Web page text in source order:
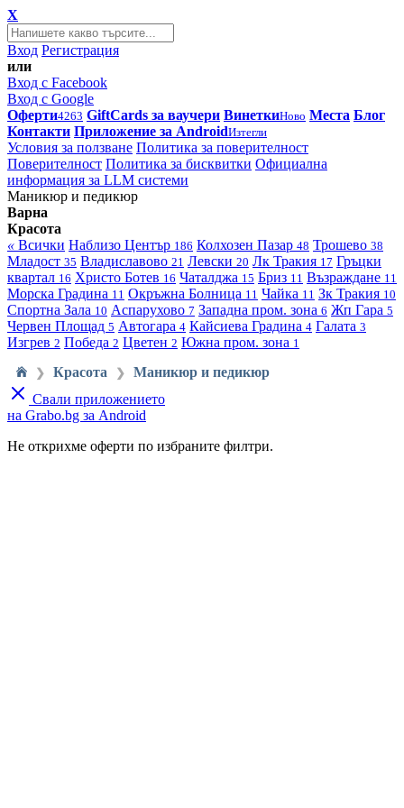
X
Вход Регистрация
или
Вход с Facebook
Вход с Google
Оферти4263 GiftCards за ваучери ВинеткиНово Места Блог
Контакти Приложение за AndroidИзтегли
Условия за ползване Политика за поверителност
Поверителност Политика за бисквитки Официална
информация за LLM системи
Маникюр и педикюр
Варна
Красота
« Всички Наблизо Център 186 Колхозен Пазар 48 Трошево 38
Младост 35 Владиславово 21 Левски 20 Лк Тракия 17 Гръцки
квартал 16 Христо Ботев 16 Чаталджа 15 Бриз 11 Възраждане 11
Морска Градина 11 Окръжна Болница 11 Чайка 11 Зк Тракия 10
Спортна Зала 10 Аспарухово 7 Западна пром. зона 6 Жп Гара 5
Червен Площад 5 Автогара 4 Кайсиева Градина 4 Галата 3
Изгрев 2 Победа 2 Цветен 2 Южна пром. зона 1
❯ Красота ❯
Маникюр и педикюр
Свали приложението
на Grabo.bg за Android
Не открихме оферти по избраните филтри.